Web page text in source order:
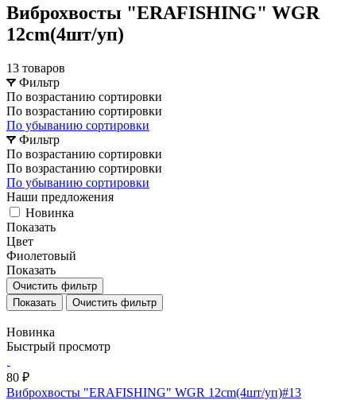
Виброхвосты "ERAFISHING" WGR
12cm(4шт/уп)
13 товаров
Фильтр
По возрастанию сортировки
По возрастанию сортировки
По убыванию сортировки
Фильтр
По возрастанию сортировки
По возрастанию сортировки
По убыванию сортировки
Наши предложения
Новинка
Показать
Цвет
Фиолетовый
Показать
Очистить фильтр
Очистить фильтр
Новинка
Быстрый просмотр
80 ₽
Виброхвосты "ERAFISHING" WGR 12cm(4шт/уп)#13